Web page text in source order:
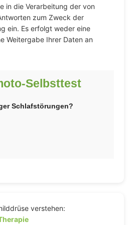
in die Verarbeitung der von
zum Zweck der
ein. Es erfolgt weder eine
Weitergabe Ihrer Daten an
Selbsttest
Schlafstörungen?
verstehen: